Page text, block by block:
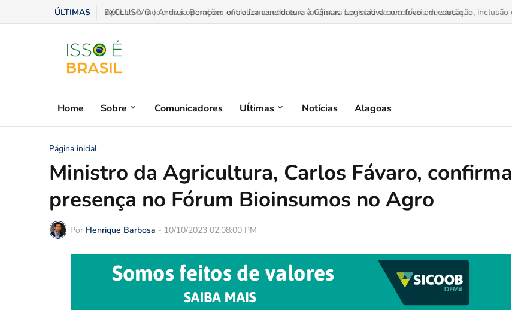
ÚLTIMAS Aplicativo moderniza operações entre fornecedores e varejistas por meio de recebíveis de cartão...
Home Sobre Comunicadores Uĺtimas Notícias Alagoas
Página inicial
Ministro da Agricultura, Carlos Fávaro, confirma
presença no Fórum Bioinsumos no Agro
Por Henrique Barbosa - 10/10/2023 02:08:00 PM